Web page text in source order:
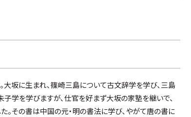
大坂に生まれ、篠崎三島について古文辞学を学び、三島
学を学びますが、仕官を好まず大坂の家塾を継いで、
その書は中国の元・明の書法に学び、やがて唐の書に